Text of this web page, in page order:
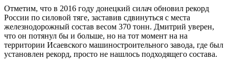
Отметим, что в 2016 году донецкий силач обновил рекорд
России по силовой тяге, заставив сдвинуться с места
железнодорожный состав весом 370 тонн. Дмитрий уверен,
что он потянул бы и больше, но на тот момент на на
территории Исаевского машиностроительного завода, где был
установлен рекорд, просто не нашлось подходящего состава.